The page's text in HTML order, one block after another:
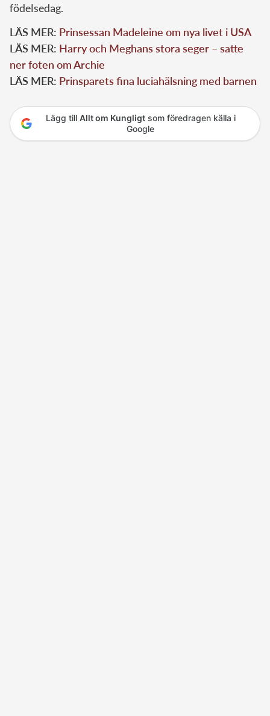
födelsedag.
LÄS MER: Prinsessan Madeleine om nya livet i USA
LÄS MER: Harry och Meghans stora seger – satte
ner foten om Archie
LÄS MER: Prinsparets fina luciahälsning med barnen
Lägg till Allt om Kungligtsom föredragen källa i
Google